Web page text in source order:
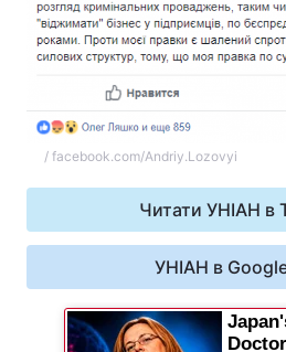
/ facebook.com/Andriy.Lozovyi
Читати УНІАН в
УНІАН в